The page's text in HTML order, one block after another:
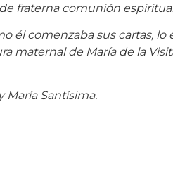
fraterna comunión
él comenzaba sus cartas,
maternal de María de la
María Santísima.